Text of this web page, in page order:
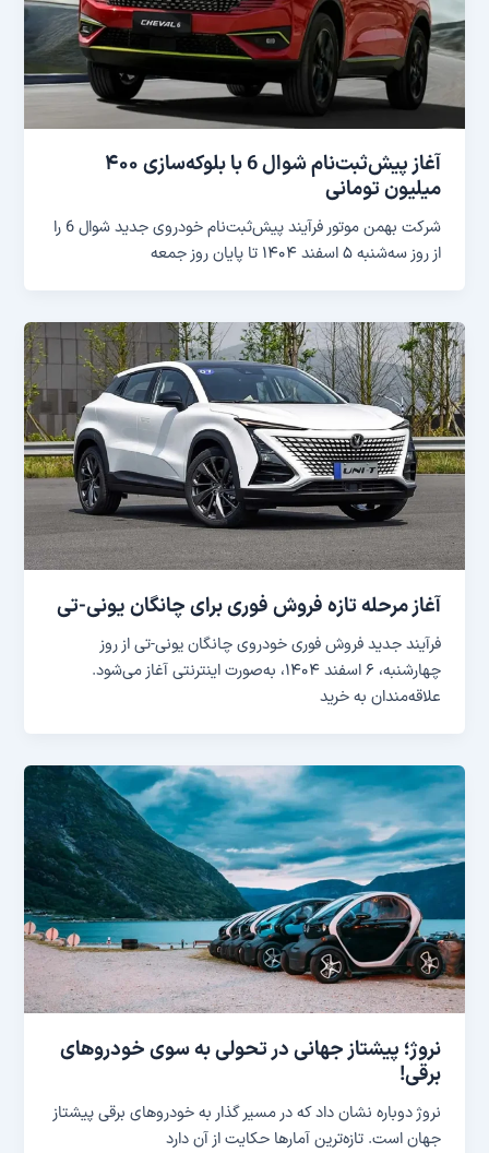
آغاز پیش‌ثبت‌نام شوال 6 با بلوکه‌سازی ۴۰۰
میلیون تومانی
شرکت بهمن موتور فرآیند پیش‌ثبت‌نام خودروی جدید شوال 6 را
از روز سه‌شنبه ۵ اسفند ۱۴۰۴ تا پایان روز جمعه
آغاز مرحله تازه فروش فوری برای چانگان یونی-تی
فرآیند جدید فروش فوری خودروی چانگان یونی-تی از روز
چهارشنبه، ۶ اسفند ۱۴۰۴، به‌صورت اینترنتی آغاز می‌شود.
علاقه‌مندان به خرید
نروژ؛ پیشتاز جهانی در تحولی به سوی خودروهای
برقی!
نروژ دوباره نشان داد که در مسیر گذار به خودروهای برقی پیشتاز
جهان است. تازه‌ترین آمارها حکایت از آن دارد